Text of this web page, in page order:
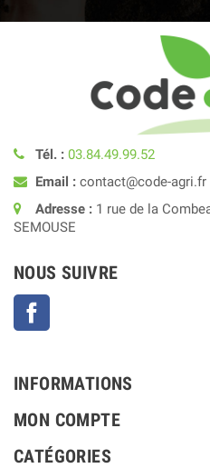
Tél. : 03.84.49.99.52
Email : contact@code-agri.fr
Adresse : 1 rue de la
SEMOUSE
NOUS SUIVRE
INFORMATIONS
MON COMPTE
CATÉGORIES